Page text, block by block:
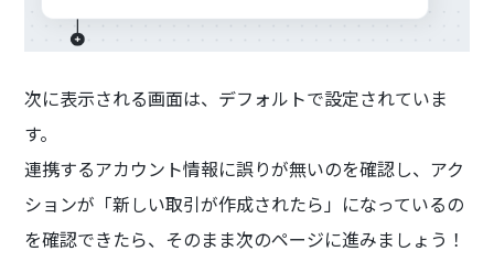
次に表示される画面は、デフォルトで設定されていま
す。
連携するアカウント情報に誤りが無いのを確認し、アク
ションが「新しい取引が作成されたら」になっているの
を確認できたら、そのまま次のページに進みましょう！